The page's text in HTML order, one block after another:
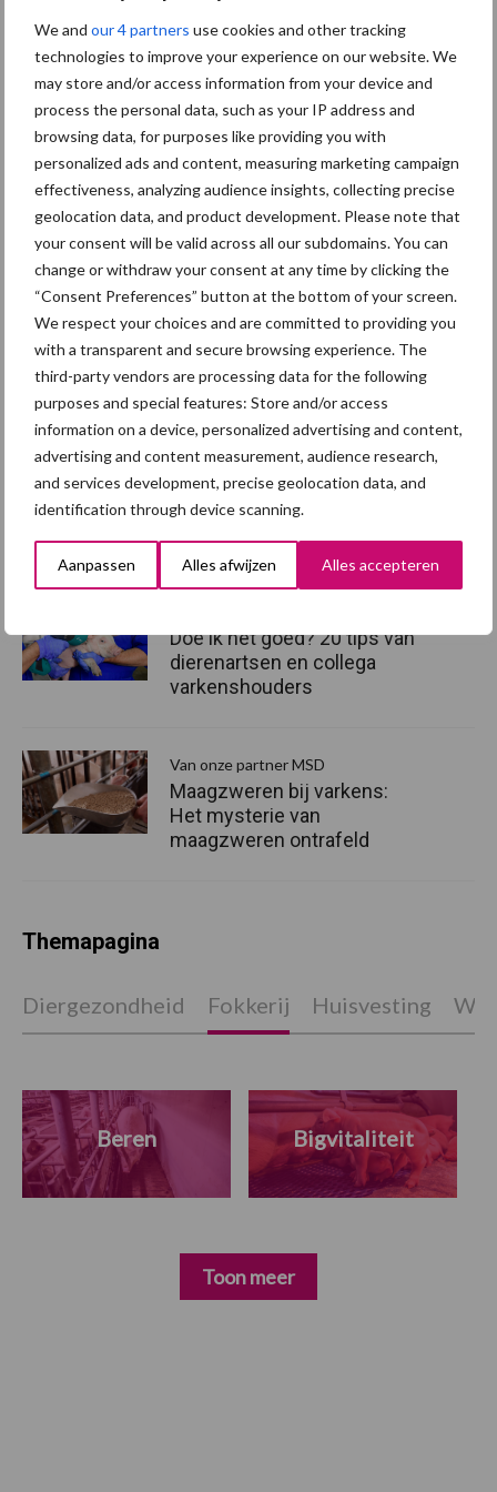
We and our 4 partners use cookies and other tracking
technologies to improve your experience on our website. We
may store and/or access information from your device and
process the personal data, such as your IP address and
browsing data, for purposes like providing you with
personalized ads and content, measuring marketing campaign
effectiveness, analyzing audience insights, collecting precise
geolocation data, and product development. Please note that
your consent will be valid across all our subdomains. You can
change or withdraw your consent at any time by clicking the
“Consent Preferences” button at the bottom of your screen.
We respect your choices and are committed to providing you
with a transparent and secure browsing experience. The
third-party vendors are processing data for the following
purposes and special features: Store and/or access
information on a device, personalized advertising and content,
advertising and content measurement, audience research,
and services development, precise geolocation data, and
identification through device scanning.
Aanpassen Alles afwijzen Alles accepteren
Het levert minder stress op en er worden minder entreacties
waargenomen.
Zit de klus erop, maak de spuit (of het IDAL apparaat) dan grondig
schoon en droog (nooit opbergen met vaccinatievloeistof er nog
in!). Uiteraard werkt u ook uw administratie en voorraad bij. Ook
een goede evaluatie is belangrijk: hoe is de vaccinatieronde
verlopen? Zijn er dieren gemist? Of juist dubbel gevaccineerd?
Wat zou u voor een volgende keer anders kunnen doen om het
proces nog verder te verbeteren? Houd dus niet alleen altijd uw
naalden, maar ook uzelf scherp!
BNL-NON-230700028
Aanbevolen voor jou! vleesvarkens
Van onze partner MSD
Verbeteringen naaldloze
vaccinatie in kaart
Doe ik het goed? 20 tips van
dierenartsen en collega
varkenshouders
Van onze partner MSD
Maagzweren bij varkens:
Het mysterie van
maagzweren ontrafeld
Themapagina
Diergezondheid Fokkerij Huisvesting
Beren Bigvitaliteit
Toon meer